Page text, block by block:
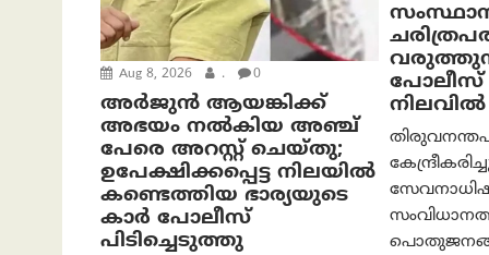
Aug 8, 2026 . 0
അര്‍ജുന്‍ ആയങ്കിക്ക്
അഭയം നല്‍കിയ അഞ്ച്
പേരെ അറസ്റ്റ് ചെയ്തു;
ഉപേക്ഷിക്കപ്പെട്ട നിലയില്‍
കണ്ടെത്തിയ ഭാര്യയുടെ
കാര്‍ പോലീസ്
പിടിച്ചെടുത്തു
പോലീസ്